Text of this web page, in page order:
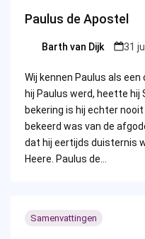
Paulus de Apostel
Posted
Barth van Dijk 31
Wij kennen Paulus als
hij Paulus werd, heette hij
bekering is hij echter
bekeerd was van de
dat hij eertijds duisternis
Heere. Paulus de…
Samenvattingen